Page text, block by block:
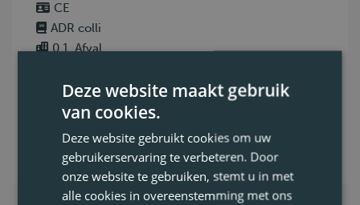
CE
ADR colli
0.1. Afval
Bekijk vacature
Deze website maakt gebruik
van cookies.
Deze website gebruikt cookies om uw
gebruikerservaring te verbeteren. Door
onze website te gebruiken, stemt u in met
alle cookies in overeenstemming met ons